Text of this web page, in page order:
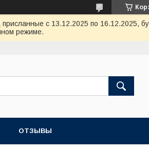
с 13.12.2025 по 16.12.2025,
режиме.
ОТЗЫВЫ